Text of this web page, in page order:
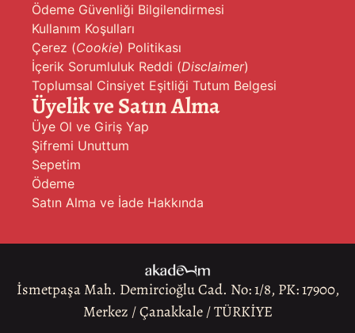
Ödeme Güvenliği Bilgilendirmesi
Kullanım Koşulları
Çerez (Cookie) Politikası
İçerik Sorumluluk Reddi (Disclaimer)
Toplumsal Cinsiyet Eşitliği Tutum Belgesi
Üyelik ve Satın Alma
Üye Ol ve Giriş Yap
Şifremi Unuttum
Sepetim
Ödeme
Satın Alma ve İade Hakkında
İsmetpaşa Mah. Demircioğlu Cad. No: 1/8, PK: 17900,
Merkez / Çanakkale / TÜRKİYE